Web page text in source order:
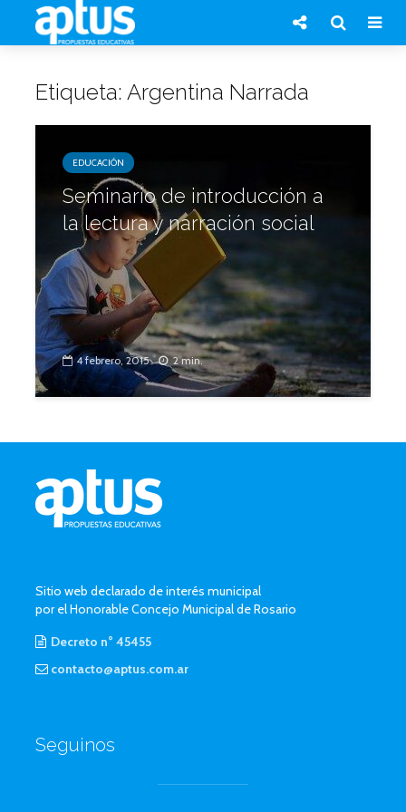
Etiqueta: Argentina Narrada
EDUCACIÓN
Seminario de introducción a
la lectura y narración social
4 febrero, 2015 2 min.
Sitio web declarado de interés municipal
por el Honorable Concejo Municipal de Rosario
Decreto n° 45455
contacto@aptus.com.ar
Seguinos